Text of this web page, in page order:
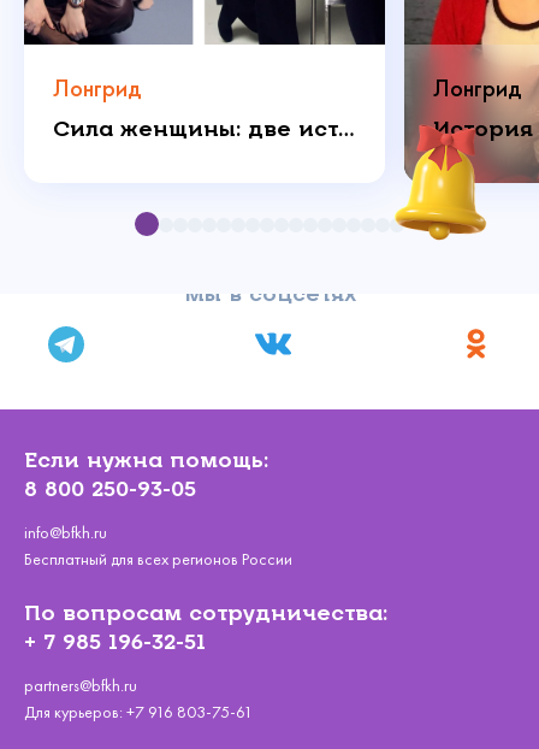
Лонгрид
Сила женщины: две истории о любви, которая побеждает
Лонгрид
Мы в соцсетях
Если нужна помощь:
8 800 250-93-05
info@bfkh.ru
Бесплатный для всех регионов России
По вопросам сотрудничества:
+ 7 985 196-32-51
partners@bfkh.ru
Для курьеров: +7 916 803-75-61